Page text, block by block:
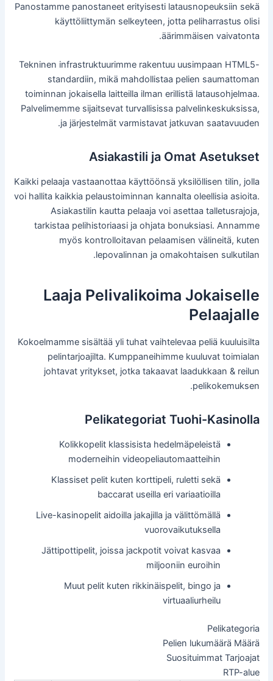
Panostamme panostaneet erityisesti latausnopeuksiin sekä
käyttöliittymän selkeyteen, jotta peliharrastus olisi
äärimmäisen vaivatonta.
Tekninen infrastruktuurimme rakentuu uusimpaan HTML5-
standardiin, mikä mahdollistaa pelien saumattoman
toiminnan jokaisella laitteilla ilman erillistä latausohjelmaa.
Palvelimemme sijaitsevat turvallisissa palvelinkeskuksissa,
ja järjestelmät varmistavat jatkuvan saatavuuden.
Asiakastili ja Omat Asetukset
Kaikki pelaaja vastaanottaa käyttöönsä yksilöllisen tilin, jolla
voi hallita kaikkia pelaustoiminnan kannalta oleellisia asioita.
Asiakastilin kautta pelaaja voi asettaa talletusrajoja,
tarkistaa pelihistoriaasi ja ohjata bonuksiasi. Annamme
myös kontrolloitavan pelaamisen välineitä, kuten
lepovalinnan ja omakohtaisen sulkutilan.
Laaja Pelivalikoima Jokaiselle
Pelaajalle
Kokoelmamme sisältää yli tuhat vaihtelevaa peliä kuuluisilta
pelintarjoajilta. Kumppaneihimme kuuluvat toimialan
johtavat yritykset, jotka takaavat laadukkaan & reilun
pelikokemuksen.
Pelikategoriat Tuohi-Kasinolla
Kolikkopelit klassisista hedelmäpeleistä
moderneihin videopeliautomaatteihin
Klassiset pelit kuten korttipeli, ruletti sekä
baccarat useilla eri variaatioilla
Live-kasinopelit aidoilla jakajilla ja välittömällä
vuorovaikutuksella
Jättipottipelit, joissa jackpotit voivat kasvaa
miljooniin euroihin
Muut pelit kuten rikkinäispelit, bingo ja
virtuaaliurheilu
Pelikategoria
Pelien lukumäärä Määrä
Suosituimmat Tarjoajat
RTP-alue